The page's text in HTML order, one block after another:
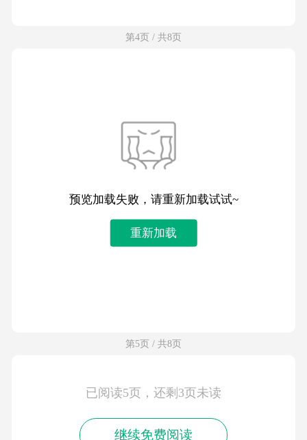
第4页 / 共8页
预览加载失败，请重新加载试试~
重新加载
第5页 / 共8页
已阅读5页，还剩3页未读
继续免费阅读